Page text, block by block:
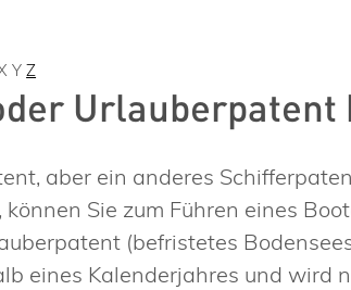
Y Z
Urlauberpatent
aber ein anderes
Sie zum Führen eines
(befristetes
eines Kalenderjahres und wird